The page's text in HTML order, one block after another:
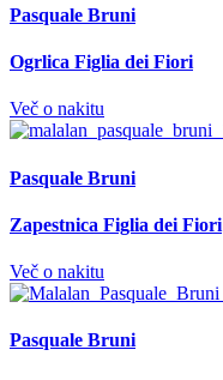
Pasquale Bruni
Ogrlica Figlia dei Fiori
Več o nakitu
Pasquale Bruni
Zapestnica Figlia dei Fiori
Več o nakitu
Pasquale Bruni